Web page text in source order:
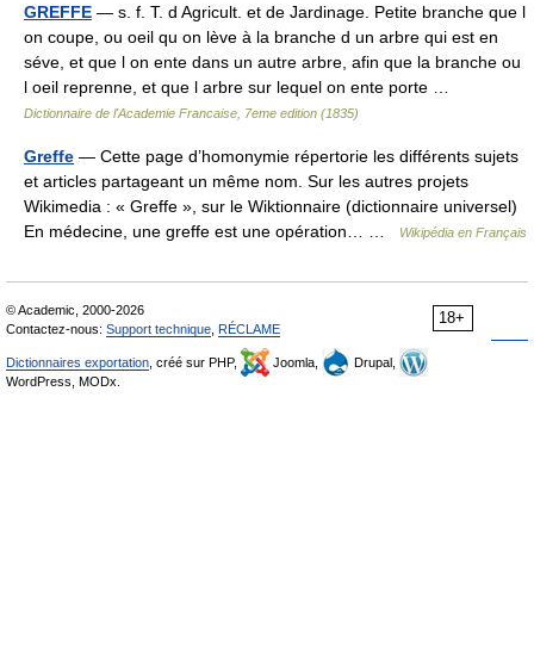
GREFFE — s. f. T. d Agricult. et de Jardinage. Petite branche que l
on coupe, ou oeil qu on lève à la branche d un arbre qui est en
séve, et que l on ente dans un autre arbre, afin que la branche ou
l oeil reprenne, et que l arbre sur lequel on ente porte …
Dictionnaire de l'Academie Francaise, 7eme edition (1835)
Greffe — Cette page d’homonymie répertorie les différents sujets
et articles partageant un même nom. Sur les autres projets
Wikimedia : « Greffe », sur le Wiktionnaire (dictionnaire universel)
En médecine, une greffe est une opération… …
Wikipédia en Français
18+
© Academic, 2000-2026
Contactez-nous: Support technique RÉCLAME
Dictionnaires exportation , créé sur PHP, Joomla,
Drupal,
WordPress, MODx.